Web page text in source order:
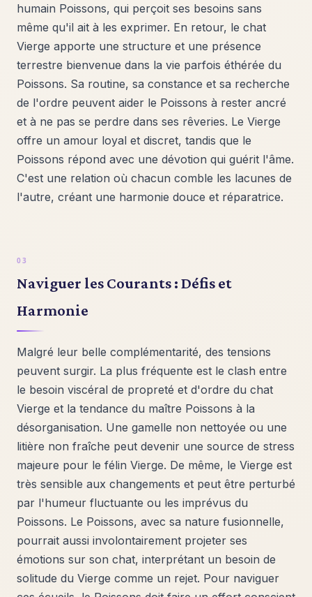
humain Poissons, qui perçoit ses besoins sans
même qu'il ait à les exprimer. En retour, le chat
Vierge apporte une structure et une présence
terrestre bienvenue dans la vie parfois éthérée du
Poissons. Sa routine, sa constance et sa recherche
de l'ordre peuvent aider le Poissons à rester ancré
et à ne pas se perdre dans ses rêveries. Le Vierge
offre un amour loyal et discret, tandis que le
Poissons répond avec une dévotion qui guérit l'âme.
C'est une relation où chacun comble les lacunes de
l'autre, créant une harmonie douce et réparatrice.
Naviguer les Courants : Défis et
Harmonie
Malgré leur belle complémentarité, des tensions
peuvent surgir. La plus fréquente est le clash entre
le besoin viscéral de propreté et d'ordre du chat
Vierge et la tendance du maître Poissons à la
désorganisation. Une gamelle non nettoyée ou une
litière non fraîche peut devenir une source de stress
majeure pour le félin Vierge. De même, le Vierge est
très sensible aux changements et peut être perturbé
par l'humeur fluctuante ou les imprévus du
Poissons. Le Poissons, avec sa nature fusionnelle,
pourrait aussi involontairement projeter ses
émotions sur son chat, interprétant un besoin de
solitude du Vierge comme un rejet. Pour naviguer